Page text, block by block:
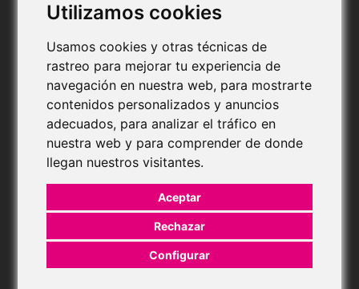
Utilizamos cookies
Usamos cookies y otras técnicas de
rastreo para mejorar tu experiencia de
navegación en nuestra web, para mostrarte
contenidos personalizados y anuncios
adecuados, para analizar el tráfico en
nuestra web y para comprender de donde
llegan nuestros visitantes.
Aceptar
Rechazar
Configurar